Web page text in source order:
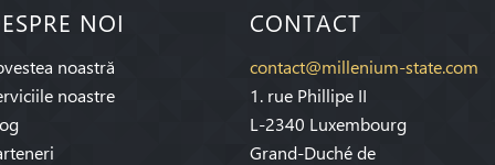
NOI
noastră
noastre
CONTACT
contact@millenium-state.com
1. rue Phillipe II
L-2340 Luxembourg
Grand-Duché de